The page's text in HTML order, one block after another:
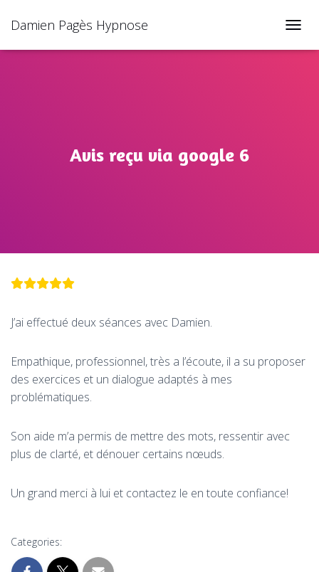
Damien Pagès Hypnose
Avis reçu via google 6
J’ai effectué deux séances avec Damien.
Empathique, professionnel, très a l’écoute, il a su proposer
des exercices et un dialogue adaptés à mes
problématiques.
Son aide m’a permis de mettre des mots, ressentir avec
plus de clarté, et dénouer certains nœuds.
Un grand merci à lui et contactez le en toute confiance!
Categories: